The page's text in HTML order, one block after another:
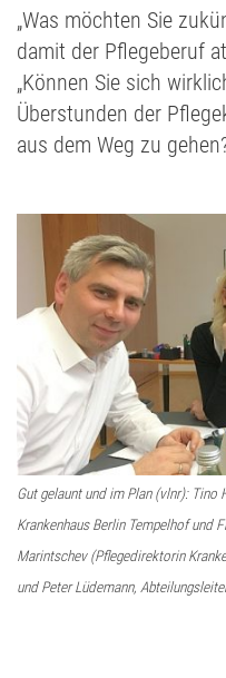
„Was möchten Sie
damit der Pflegeberuf
„Können Sie sich
Überstunden der
aus dem Weg zu
Gut gelaunt und im Plan (vlnr):
Krankenhaus Berlin Tempelhof und
Marintschev (Pflegedirektorin
und Peter Lüdemann,